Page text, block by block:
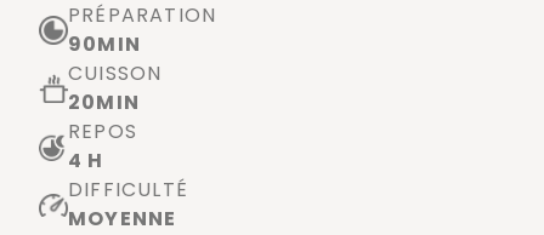
PRÉPARATION
90MIN
CUISSON
20MIN
REPOS
4 H
DIFFICULTÉ
MOYENNE